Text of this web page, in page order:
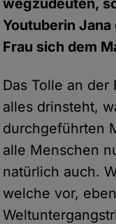
wegzudeuten,
Youtuberin
Frau sich dem
Das Tolle an
alles drinsteht,
durchgeführten
alle Menschen
natürlich auch.
welche vor,